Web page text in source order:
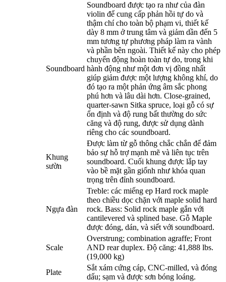
Soundboard
Soundboard được tạo ra như của đàn
violin để cung cấp phản hồi tự do và
thậm chí cho toàn bộ phạm vi, thiết kế
dày 8 mm ở trung tâm và giảm dần đến 5
mm tương tự phương pháp làm ra vành
và phần bên ngoài. Thiết kế này cho phép
chuyển động hoàn toàn tự do, trong khi
hành động như một đơn vị đồng nhất
giúp giảm được một lượng không khí, do
đó tạo ra một phản ứng âm sắc phong
phú hơn và lâu dài hơn. Close-grained,
quarter-sawn Sitka spruce, loại gỗ có sự
ổn định và độ rung bất thường do sức
căng và độ rung, được sử dụng dành
riêng cho các soundboard.
Khung
sườn
Được làm từ gỗ thông chắc chắn để đảm
bảo sự hỗ trợ mạnh mẽ và liên tục trên
soundboard. Cuối khung được lắp tay
vào bề mặt gần giốnh như khóa quan
trọng trên đỉnh soundboard.
Ngựa đàn
Treble: các miếng ep Hard rock maple
theo chiều dọc chặn với maple solid hard
rock. Bass: Solid rock maple gắn với
cantilevered và splined base. Gỗ Maple
được đóng, dán, và siết với soundboard.
Scale
Overstrung; combination agraffe; Front
AND rear duplex. Độ căng: 41,888 lbs.
(19,000 kg)
Plate
Sắt xám cứng cáp, CNC-milled, và đóng
dấu; sạm và được sơn bóng loáng.